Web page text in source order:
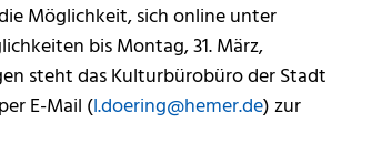
Möglichkeit, sich online unter
bis Montag, 31. März,
steht das Kulturbürobüro der Stadt
E-Mail (l.doering@hemer.de) zur